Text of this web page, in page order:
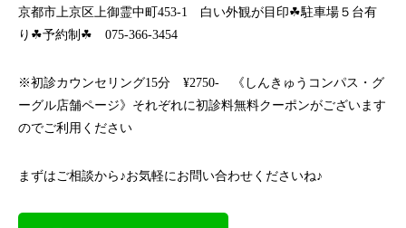
京都市上京区上御霊中町453-1 白い外観が目印☘駐車場５台有
り☘予約制☘ 075-366-3454
※初診カウンセリング15分 ¥2750- 《しんきゅうコンパス・グ
ーグル店舗ページ》それぞれに初診料無料クーポンがございます
のでご利用ください
まずはご相談から♪お気軽にお問い合わせくださいね♪